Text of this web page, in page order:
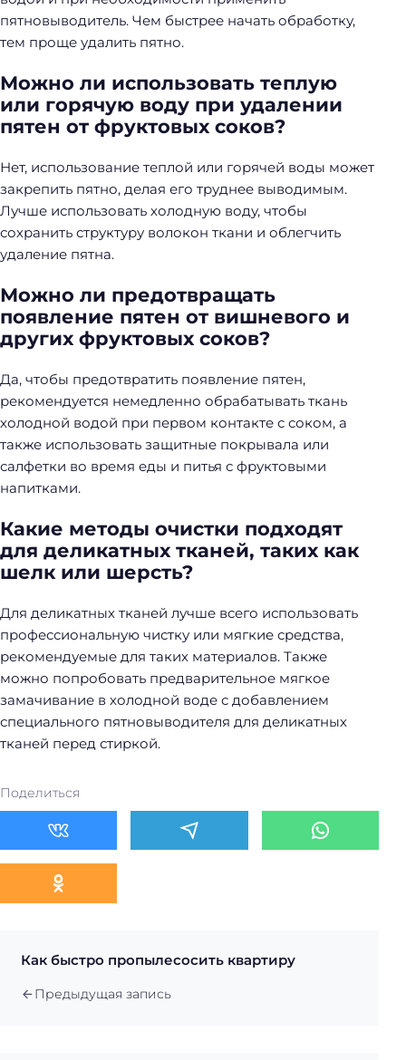
пятновыводитель. Чем быстрее начать обработку,
тем проще удалить пятно.
Можно ли использовать теплую
или горячую воду при удалении
пятен от фруктовых соков?
Нет, использование теплой или горячей воды может
закрепить пятно, делая его труднее выводимым.
Лучше использовать холодную воду, чтобы
сохранить структуру волокон ткани и облегчить
удаление пятна.
Можно ли предотвращать
появление пятен от вишневого и
других фруктовых соков?
Да, чтобы предотвратить появление пятен,
рекомендуется немедленно обрабатывать ткань
холодной водой при первом контакте с соком, а
также использовать защитные покрывала или
салфетки во время еды и питья с фруктовыми
напитками.
Какие методы очистки подходят
для деликатных тканей, таких как
шелк или шерсть?
Для деликатных тканей лучше всего использовать
профессиональную чистку или мягкие средства,
рекомендуемые для таких материалов. Также
можно попробовать предварительное мягкое
замачивание в холодной воде с добавлением
специального пятновыводителя для деликатных
тканей перед стиркой.
Поделиться
Как быстро пропылесосить квартиру
Предыдущая запись